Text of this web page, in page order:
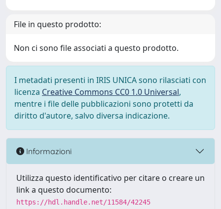
File in questo prodotto:
Non ci sono file associati a questo prodotto.
I metadati presenti in IRIS UNICA sono rilasciati con
licenza Creative Commons CC0 1.0 Universal,
mentre i file delle pubblicazioni sono protetti da
diritto d'autore, salvo diversa indicazione.
Informazioni
Utilizza questo identificativo per citare o creare un
link a questo documento:
https://hdl.handle.net/11584/42245